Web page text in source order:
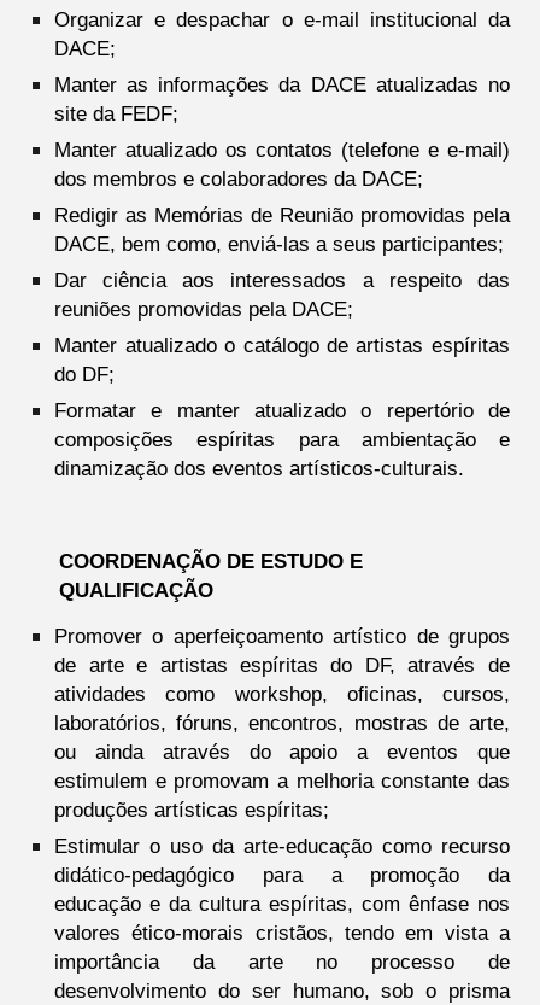
Organizar e despachar o e-mail institucional da
DACE;
Manter as informações da DACE atualizadas no
site da FEDF;
Manter atualizado os contatos (telefone e e-mail)
dos membros e colaboradores da DACE;
Redigir as Memórias de Reunião promovidas pela
DACE, bem como, enviá-las a seus participantes;
Dar ciência aos interessados a respeito das
reuniões promovidas pela DACE;
Manter atualizado o catálogo de artistas espíritas
do DF;
Formatar e manter atualizado o repertório de
composições espíritas para ambientação e
dinamização dos eventos artísticos-culturais.
COORDENAÇÃO DE ESTUDO E
QUALIFICAÇÃO
Promover o aperfeiçoamento artístico de grupos
de arte e artistas espíritas do DF, através de
atividades como workshop, oficinas, cursos,
laboratórios, fóruns, encontros, mostras de arte,
ou ainda através do apoio a eventos que
estimulem e promovam a melhoria constante das
produções artísticas espíritas;
Estimular o uso da arte-educação como recurso
didático-pedagógico para a promoção da
educação e da cultura espíritas, com ênfase nos
valores ético-morais cristãos, tendo em vista a
importância da arte no processo de
desenvolvimento do ser humano, sob o prisma